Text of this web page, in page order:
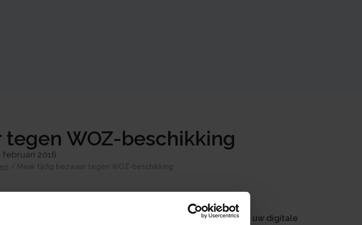
WOZ-beschikking
februari 2016
/ Maak tijdig bezwaar tegen WOZ-beschikking
aanslagbiljet gemeentelijke heffingen in uw brievenbus of in uw digitale